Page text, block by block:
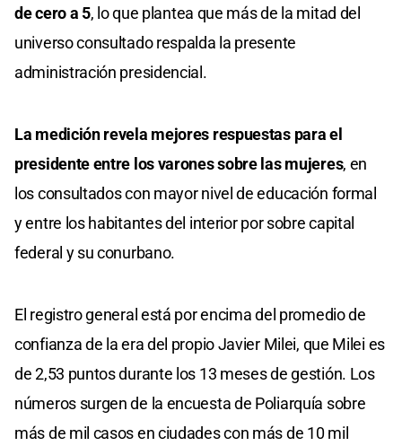
de cero a 5, lo que plantea que más de la mitad del
universo consultado respalda la presente
administración presidencial.
La medición revela mejores respuestas para el
presidente entre los varones sobre las mujeres, en
los consultados con mayor nivel de educación formal
y entre los habitantes del interior por sobre capital
federal y su conurbano.
El registro general está por encima del promedio de
confianza de la era del propio Javier Milei, que Milei es
de 2,53 puntos durante los 13 meses de gestión. Los
números surgen de la encuesta de Poliarquía sobre
más de mil casos en ciudades con más de 10 mil